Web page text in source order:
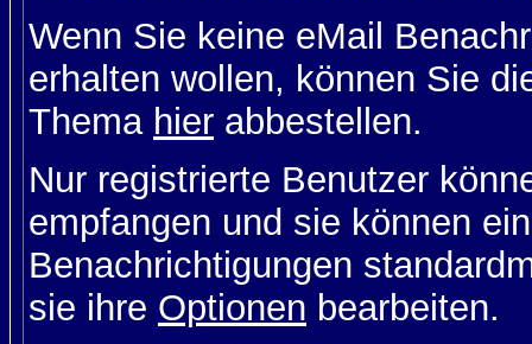
Wenn Sie keine eMail
erhalten wollen, können Sie
Thema hier abbestellen.
Nur registrierte Benutzer
empfangen und sie können
Benachrichtigungen
sie ihre Optionen bearbeiten.